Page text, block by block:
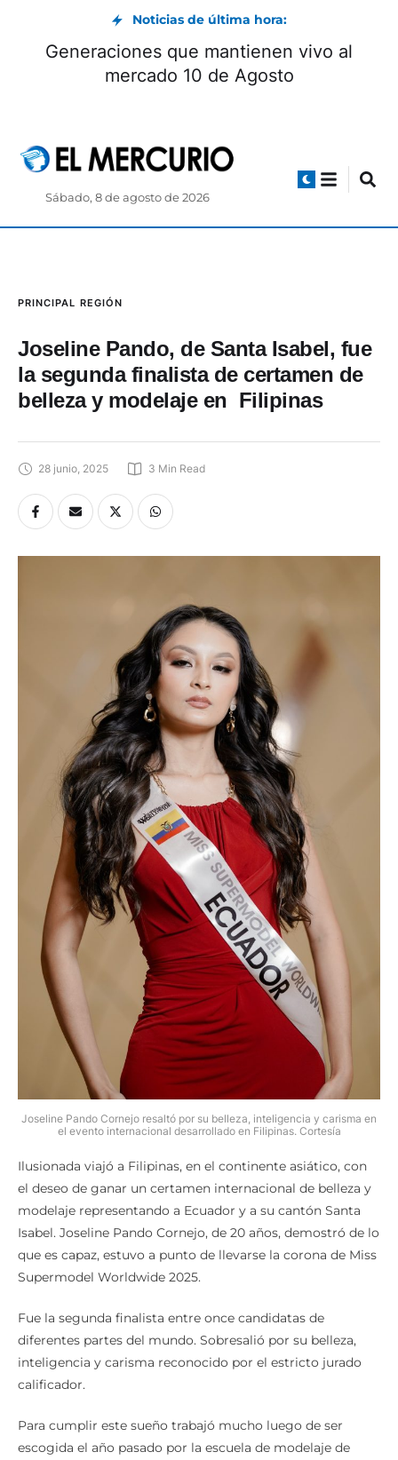
Noticias de última hora:
Generaciones que mantienen vivo al
mercado 10 de Agosto
Sábado, 8 de agosto de 2026
PRINCIPAL REGIÓN
Joseline Pando, de Santa Isabel, fue
la segunda finalista de certamen de
belleza y modelaje en Filipinas
28 junio, 2025 3 Min Read
Joseline Pando Cornejo resaltó por su belleza, inteligencia y carisma en
el evento internacional desarrollado en Filipinas. Cortesía
Ilusionada viajó a Filipinas, en el continente asiático, con
el deseo de ganar un certamen internacional de belleza y
modelaje representando a Ecuador y a su cantón Santa
Isabel. Joseline Pando Cornejo, de 20 años, demostró de lo
que es capaz, estuvo a punto de llevarse la corona de Miss
Supermodel Worldwide 2025.
Fue la segunda finalista entre once candidatas de
diferentes partes del mundo. Sobresalió por su belleza,
inteligencia y carisma reconocido por el estricto jurado
calificador.
Para cumplir este sueño trabajó mucho luego de ser
escogida el año pasado por la escuela de modelaje de